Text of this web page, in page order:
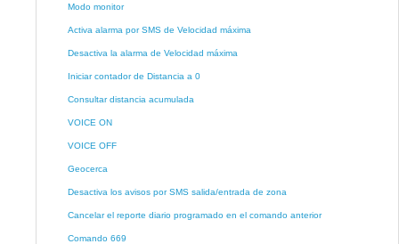
Modo monitor
Activa alarma por SMS de Velocidad máxima
Desactiva la alarma de Velocidad máxima
Iniciar contador de Distancia a 0
Consultar distancia acumulada
VOICE ON
VOICE OFF
Geocerca
Desactiva los avisos por SMS salida/entrada de zona
Cancelar el reporte diario programado en el comando anterior
Comando 669